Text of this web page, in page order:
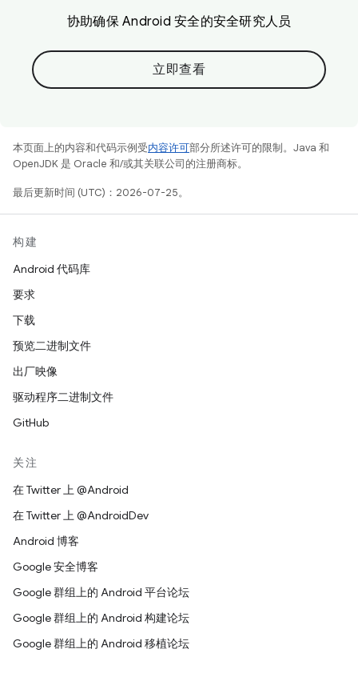
协助确保 Android 安全的安全研究人员
立即查看
本页面上的内容和代码示例受内容许可部分所述许可的限制。Java 和
OpenJDK 是 Oracle 和/或其关联公司的注册商标。
最后更新时间 (UTC)：2026-07-25。
构建
Android 代码库
要求
下载
预览二进制文件
出厂映像
驱动程序二进制文件
GitHub
关注
在 Twitter 上 @Android
在 Twitter 上 @AndroidDev
Android 博客
Google 安全博客
Google 群组上的 Android 平台论坛
Google 群组上的 Android 构建论坛
Google 群组上的 Android 移植论坛